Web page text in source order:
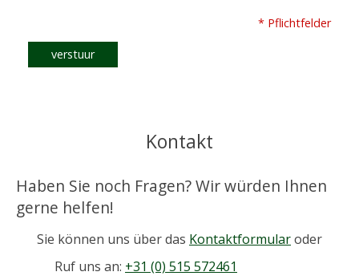
* Pflichtfelder
verstuur
Kontakt
Haben Sie noch Fragen? Wir würden Ihnen
gerne helfen!
Sie können uns über das Kontaktformularoder
Ruf uns an: +31 (0) 515 572461